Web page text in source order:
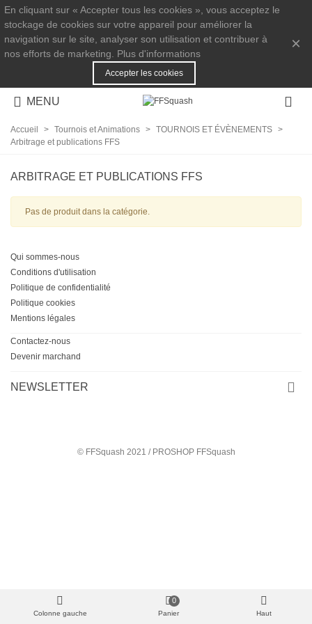
En cliquant sur « Accepter tous les cookies », vous acceptez le
stockage de cookies sur votre appareil pour améliorer la
navigation sur le site, analyser son utilisation et contribuer à
nos efforts de marketing. Plus d'informations
Accepter les cookies
×
MENU
Accueil > Tournois et Animations > TOURNOIS ET ÉVÈNEMENTS >
Arbitrage et publications FFS
ARBITRAGE ET PUBLICATIONS FFS
Pas de produit dans la catégorie.
Qui sommes-nous
Conditions d'utilisation
Politique de confidentialité
Politique cookies
Mentions légales
Contactez-nous
Devenir marchand
NEWSLETTER
© FFSquash 2021 / PROSHOP FFSquash
Colonne gauche Panier
0
Haut